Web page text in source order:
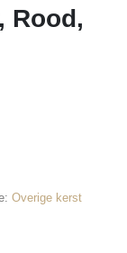
Rood,
Overige kerst